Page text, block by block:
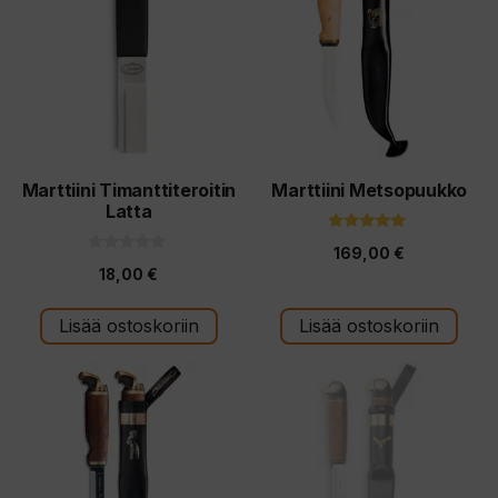
Marttiini Timanttiteroitin
Latta
s
t
ä
18,00 €
Lisää ostoskoriin
Marttiini Metsopuukko
5:stä
169,00 €
Lisää ostoskoriin